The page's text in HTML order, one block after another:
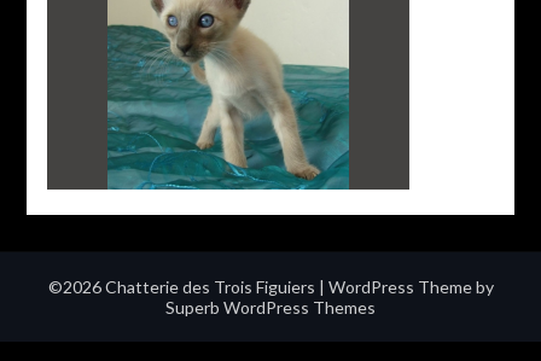
©2026 Chatterie des Trois Figuiers | WordPress Theme by
Superb WordPress Themes